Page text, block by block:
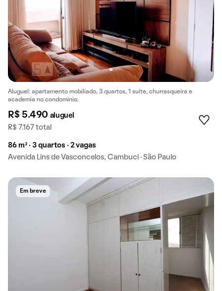
Aluguel: apartamento mobiliado, 3 quartos, 1 suíte, churrasqueira e
academia no condomínio.
R$ 5.490 aluguel
R$ 7.167 total
86 m² · 3 quartos · 2 vagas
Avenida Lins de Vasconcelos, Cambuci · São Paulo
Em breve